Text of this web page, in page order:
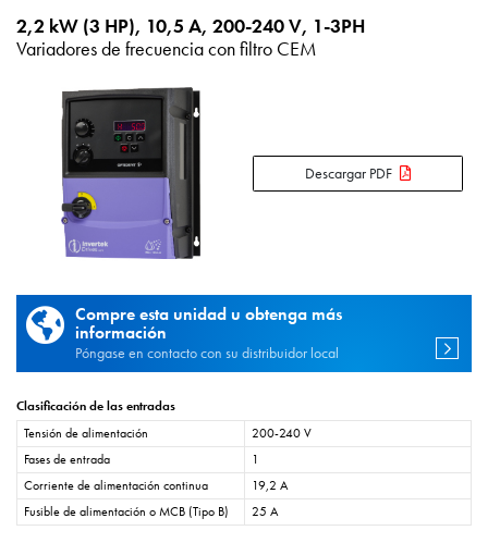
2,2 kW (3 HP), 10,5 A, 200-240 V, 1-3PH
Variadores de frecuencia con filtro CEM
Descargar PDF
Compre esta unidad u obtenga más
información
Póngase en contacto con su distribuidor local
Clasificación de las entradas
Tensión de alimentación
200-240 V
Fases de entrada
1
Corriente de alimentación continua
19,2 A
Fusible de alimentación o MCB (Tipo B)
25 A